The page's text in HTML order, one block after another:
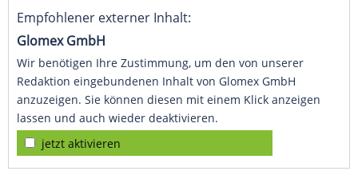
Empfohlener externer Inhalt:
Glomex GmbH
Wir benötigen Ihre Zustimmung, um den von unserer
Redaktion eingebundenen Inhalt von Glomex GmbH
anzuzeigen. Sie können diesen mit einem Klick anzeigen
lassen und auch wieder deaktivieren.
jetzt aktivieren